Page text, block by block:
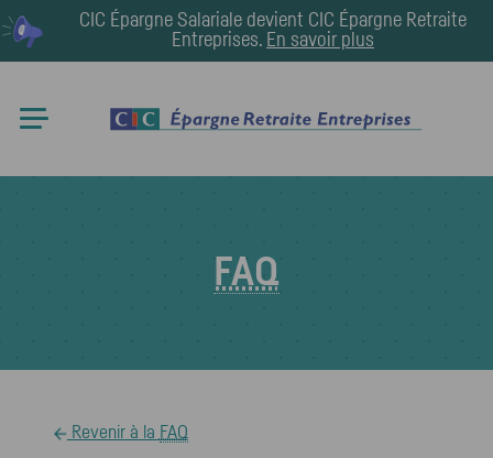
CIC Épargne Salariale devient CIC Épargne Retraite
Entreprises. En savoir plus
FAQ
Revenir à la FAQ